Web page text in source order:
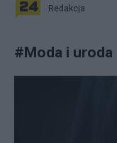
Redakcja
#Moda i uroda